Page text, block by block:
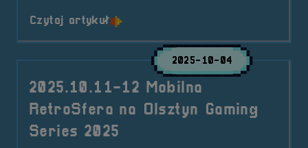
Czytaj artykuło tytule POGADUCHY #33
2025-10-04
2025.10.11-12 Mobilna
RetroSfera na Olsztyn Gaming
Series 2025